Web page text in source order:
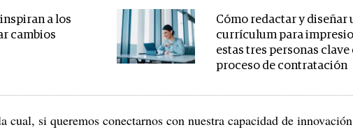
a los
cambios
Cómo redactar y diseñar
currículum para
estas tres personas clave
proceso de contratación
cual, si queremos conectarnos con nuestra capacidad de innovación